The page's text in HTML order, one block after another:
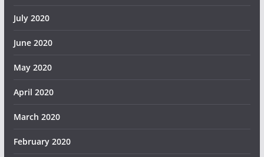
July 2020
June 2020
May 2020
April 2020
March 2020
February 2020